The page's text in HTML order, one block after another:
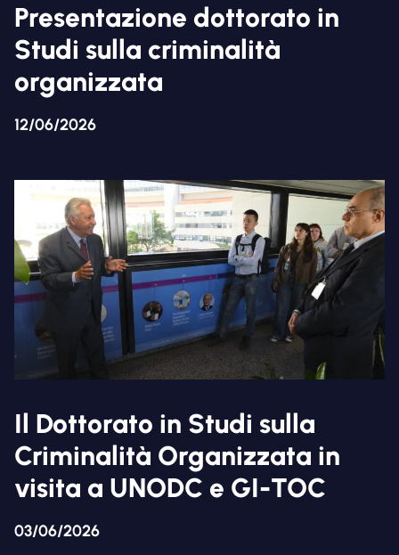
Presentazione dottorato in
Studi sulla criminalità
organizzata
12/06/2026
Il Dottorato in Studi sulla
Criminalità Organizzata in
visita a UNODC e GI-TOC
03/06/2026